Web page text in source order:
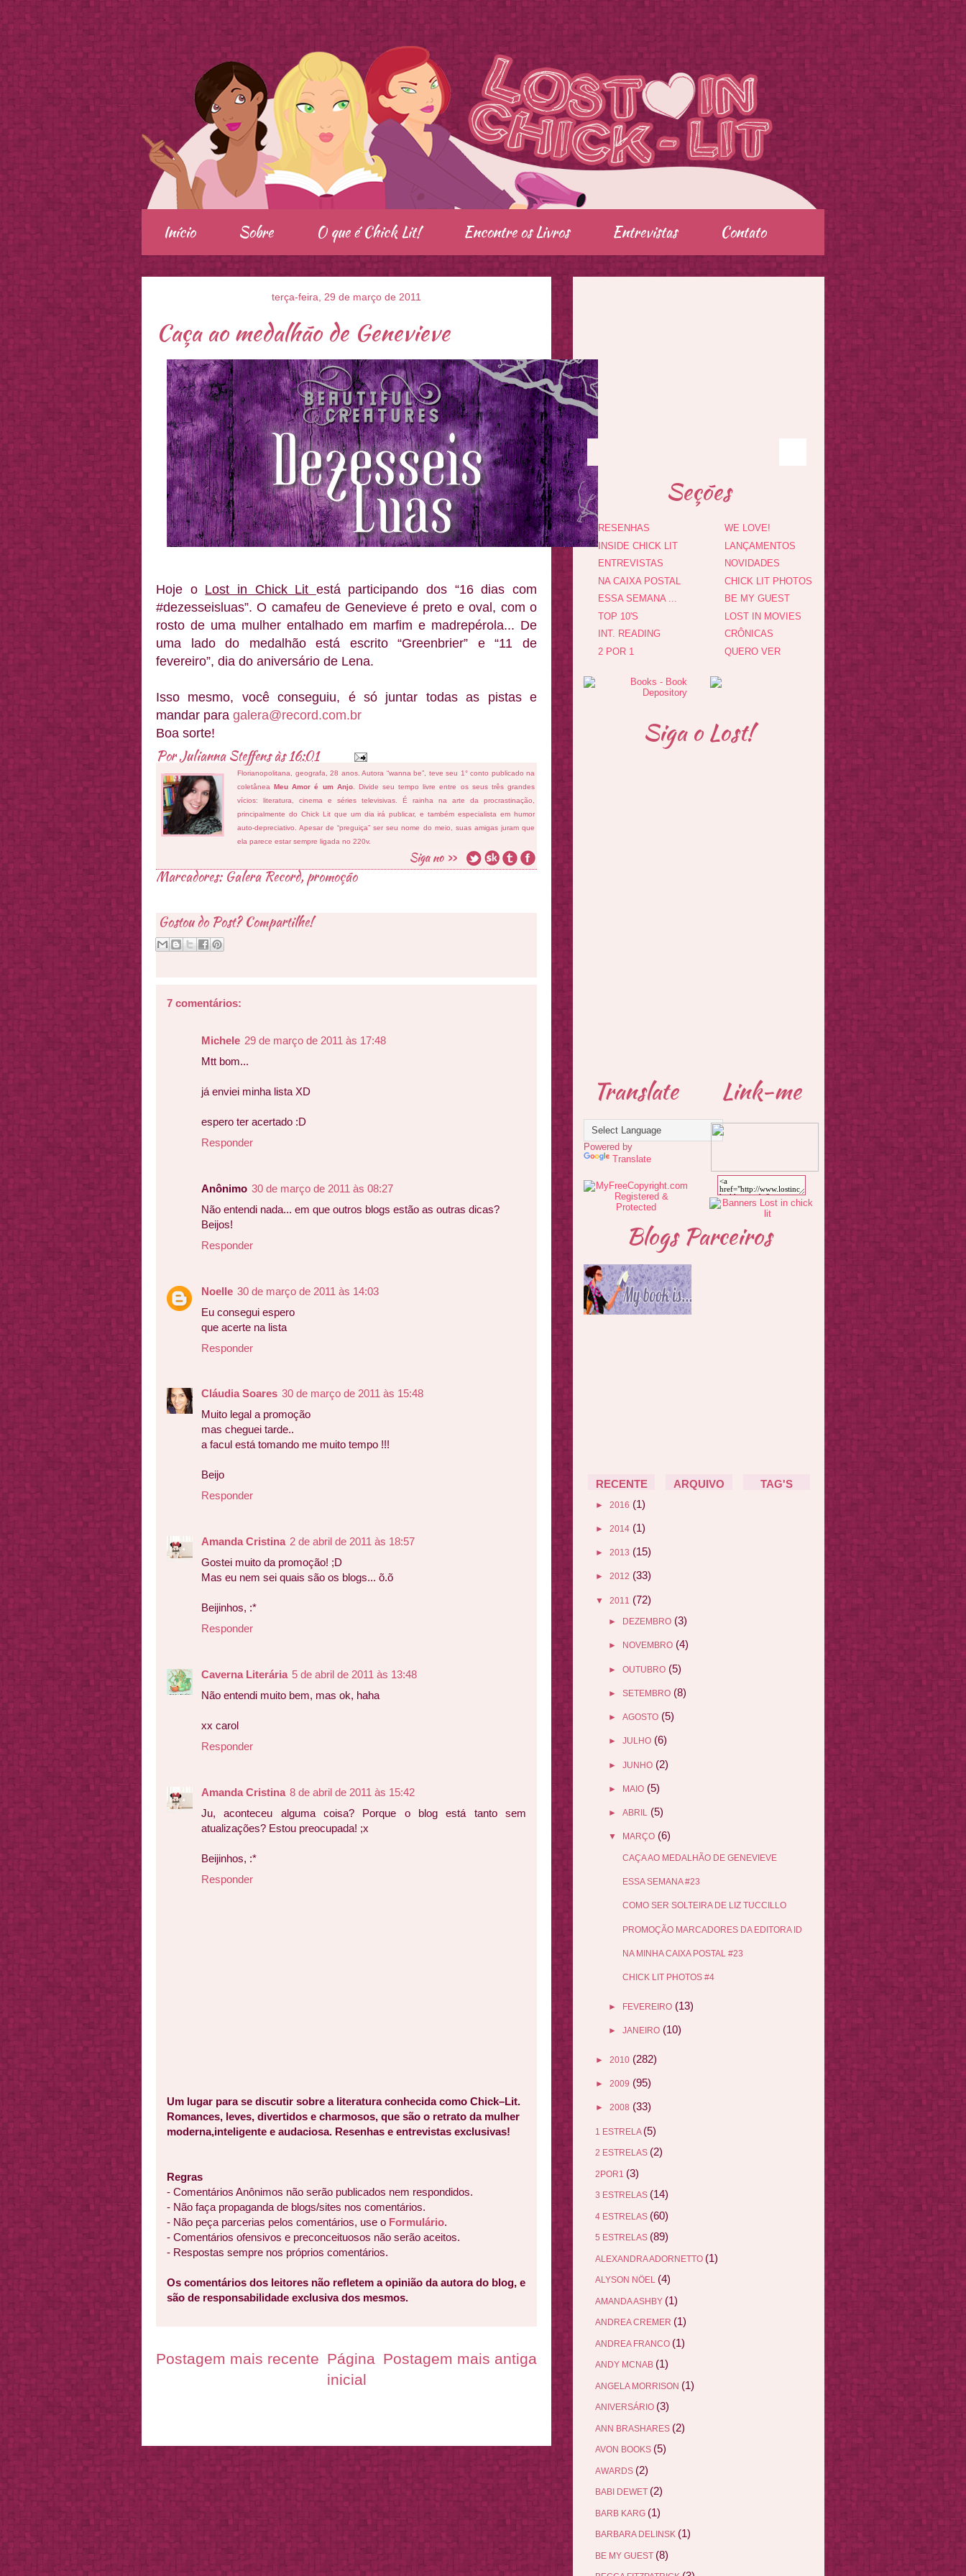
.
Início Sobre O que é Chick Lit! Encontre os Livros Entrevistas Contato
terça-feira, 29 de março de 2011
Caça ao medalhão de Genevieve
Hoje o Lost in Chick Lit está participando dos “16 dias com
#dezesseisluas”. O camafeu de Genevieve é preto e oval, com o
rosto de uma mulher entalhado em marfim e madrepérola... De
uma lado do medalhão está escrito “Greenbrier” e “11 de
fevereiro”, dia do aniversário de Lena.
Isso mesmo, você conseguiu, é só juntar todas as pistas e
mandar para galera@record.com.br
Boa sorte!
PorJulianna Steffensàs16:01
Florianopolitana, geografa, 28 anos. Autora “wanna be”, teve seu 1° conto publicado na
coletâneaMeu Amor é um Anjo. Divide seu tempo livre entre os seus três grandes
vícios: literatura, cinema e séries televisivas. É rainha na arte da procrastinação,
principalmente do Chick Lit que um dia irá publicar, e também especialista em humor
auto-depreciativo. Apesar de “preguiça” ser seu nome do meio, suas amigas juram que
ela parece estar sempre ligada no 220v.
Marcadores: Galera Record,promoção
Gostou do Post? Compartilhe!
7 comentários:
Michele 29 de março de 2011 às 17:48
Mtt bom...
já enviei minha lista XD
espero ter acertado :D
Responder
Anônimo 30 de março de 2011 às 08:27
Não entendi nada... em que outros blogs estão as outras dicas?
Beijos!
Responder
Noelle 30 de março de 2011 às 14:03
Eu consegui espero
que acerte na lista
Responder
Cláudia Soares 30 de março de 2011 às 15:48
Muito legal a promoção
mas cheguei tarde..
a facul está tomando me muito tempo !!!
Beijo
Responder
Amanda Cristina 2 de abril de 2011 às 18:57
Gostei muito da promoção! ;D
Mas eu nem sei quais são os blogs... õ.õ
Beijinhos, :*
Responder
Caverna Literária 5 de abril de 2011 às 13:48
Não entendi muito bem, mas ok, haha
xx carol
Responder
Amanda Cristina 8 de abril de 2011 às 15:42
Ju, aconteceu alguma coisa? Porque o blog está tanto sem
atualizações? Estou preocupada! ;x
Beijinhos, :*
Responder
Um lugar para se discutir sobre a literatura conhecida como Chick–Lit.
Romances, leves, divertidos e charmosos, que são o retrato da mulher
moderna,inteligente e audaciosa. Resenhas e entrevistas exclusivas!
Regras
- Comentários Anônimos não serão publicados nem respondidos.
- Não faça propaganda de blogs/sites nos comentários.
- Não peça parcerias pelos comentários, use o Formulário.
- Comentários ofensivos e preconceituosos não serão aceitos.
- Respostas sempre nos próprios comentários.
Os comentários dos leitores não refletem a opinião da autora do blog, e
são de responsabilidade exclusiva dos mesmos.
Postagem mais recente Postagem mais antiga
Página
inicial
Seções
RESENHAS
INSIDE CHICK LIT
ENTREVISTAS
NA CAIXA POSTAL
ESSA SEMANA ...
TOP 10'S
INT. READING
2 POR 1
WE LOVE!
LANÇAMENTOS
NOVIDADES
CHICK LIT PHOTOS
BE MY GUEST
LOST IN MOVIES
CRÔNICAS
QUERO VER
Siga o Lost!
Translate
Powered by
Translate
Link-me
Blogs Parceiros
RECENTE ARQUIVO TAG'S
► 2016 (1)
► 2014 (1)
► 2013 (15)
► 2012 (33)
▼ 2011 (72)
► DEZEMBRO (3)
► NOVEMBRO (4)
► OUTUBRO (5)
► SETEMBRO (8)
► AGOSTO (5)
► JULHO (6)
► JUNHO (2)
► MAIO (5)
► ABRIL (5)
▼ MARÇO (6)
CAÇA AO MEDALHÃO DE GENEVIEVE
ESSA SEMANA #23
COMO SER SOLTEIRA DE LIZ TUCCILLO
PROMOÇÃO MARCADORES DA EDITORA ID
NA MINHA CAIXA POSTAL #23
CHICK LIT PHOTOS #4
► FEVEREIRO (13)
► JANEIRO (10)
► 2010 (282)
► 2009 (95)
► 2008 (33)
1 ESTRELA (5)
2 ESTRELAS (2)
2POR1 (3)
3 ESTRELAS (14)
4 ESTRELAS (60)
5 ESTRELAS (89)
ALEXANDRA ADORNETTO (1)
ALYSON NÖEL (4)
AMANDA ASHBY (1)
ANDREA CREMER (1)
ANDREA FRANCO (1)
ANDY MCNAB (1)
ANGELA MORRISON (1)
ANIVERSÁRIO (3)
ANN BRASHARES (2)
AVON BOOKS (5)
AWARDS (2)
BABI DEWET (2)
BARB KARG (1)
BARBARA DELINSK (1)
BE MY GUEST (8)